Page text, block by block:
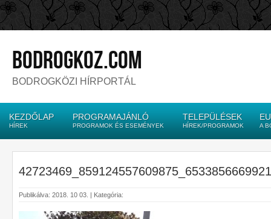
bodrogkoz.com
BODROGKÖZI HÍRPORTÁL
KEZDŐLAP
HÍREK
PROGRAMAJÁNLÓ
PROGRAMOK ÉS ESEMÉNYEK
TELEPÜLÉSEK
HÍREK/PROGRAMOK A
Publikálva: 2018. 10 03. | Kategória: